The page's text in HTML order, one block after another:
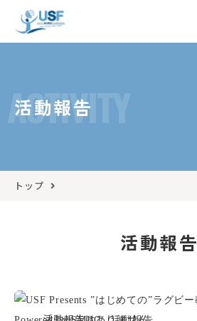
ACTIVITY
活動報告
トップ
活動報告